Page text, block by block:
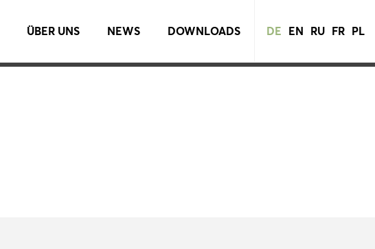
DE EN RU FR PL
ÜBER UNS NEWS DOWNLOADS